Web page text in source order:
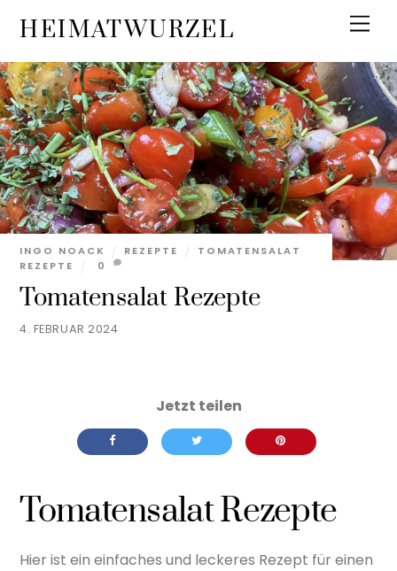
content
HEIMATWURZEL
4. FEBRUAR 2024
Tomatensalat Rezepte
INGO NOACK REZEPTE
TOMATENSALAT
REZEPTE
0
Tomatensalat Rezepte
Hier ist ein einfaches und leckeres Rezept für einen